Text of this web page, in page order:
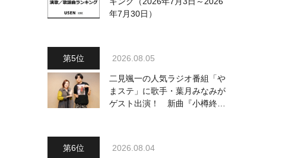
年7月30日）
2026.08.05
二見颯一の人気ラジオ番組「や
まステ」に歌手・葉月みなみが
ゲスト出演！ 新曲『小樽終着
2026.08.04